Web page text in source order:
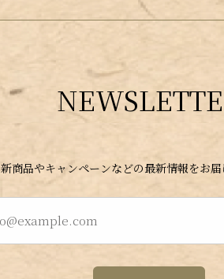
新商品やキャンペーンなどの最新情報をお届